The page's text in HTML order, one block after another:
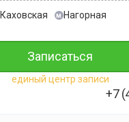
8 150 ₽
Каховская м Нагорная
Записаться
единый центр записи
+7